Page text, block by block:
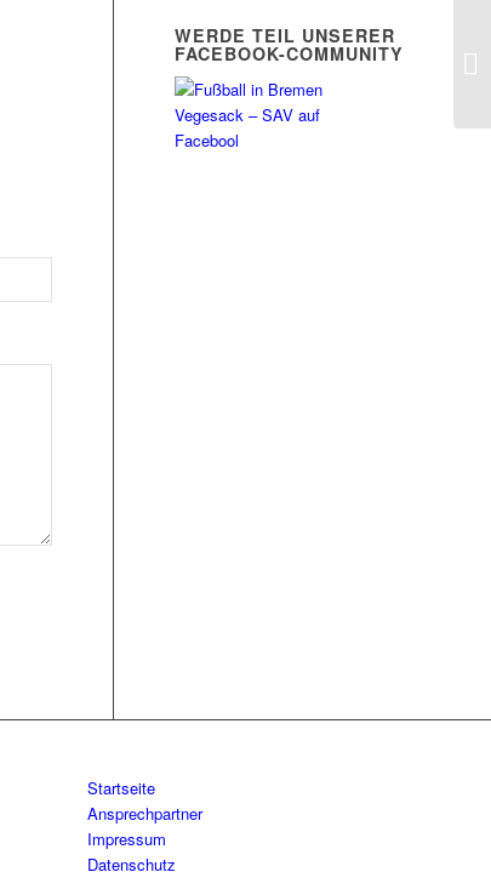
WERDE TEIL UNSERER
FACEBOOK-COMMUNITY
Startseite
Ansprechpartner
Impressum
Datenschutz